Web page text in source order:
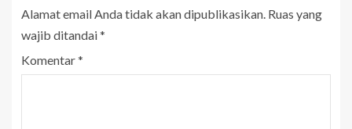
Alamat email Anda tidak akan dipublikasikan. Ruas yang
wajib ditandai*
Komentar*